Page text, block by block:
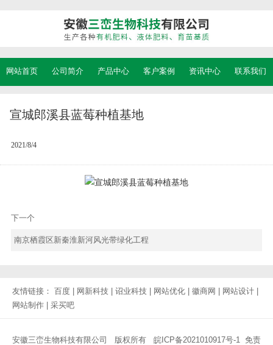
网站首页 公司简介 产品中心 客户案例 资讯中心 联系我们
宣城郎溪县蓝莓种植基地
2021/8/4
下一个
南京栖霞区新秦淮新河风光带绿化工程
友情链接： 百度 | 网新科技 | 诏业科技 | 网站优化 | 徽商网 | 网站设计 |
网站制作 | 采买吧
安徽三峦生物科技有限公司 版权所有 皖ICP备2021010917号-1
免责